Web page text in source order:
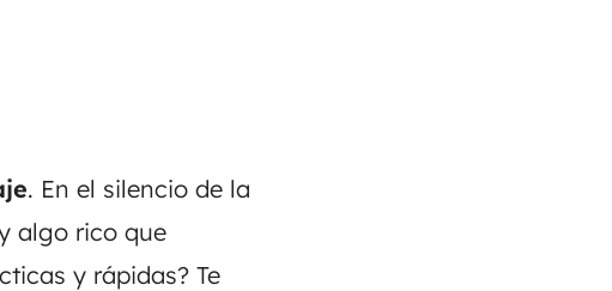
. En el silencio de la
algo rico que
y rápidas? Te